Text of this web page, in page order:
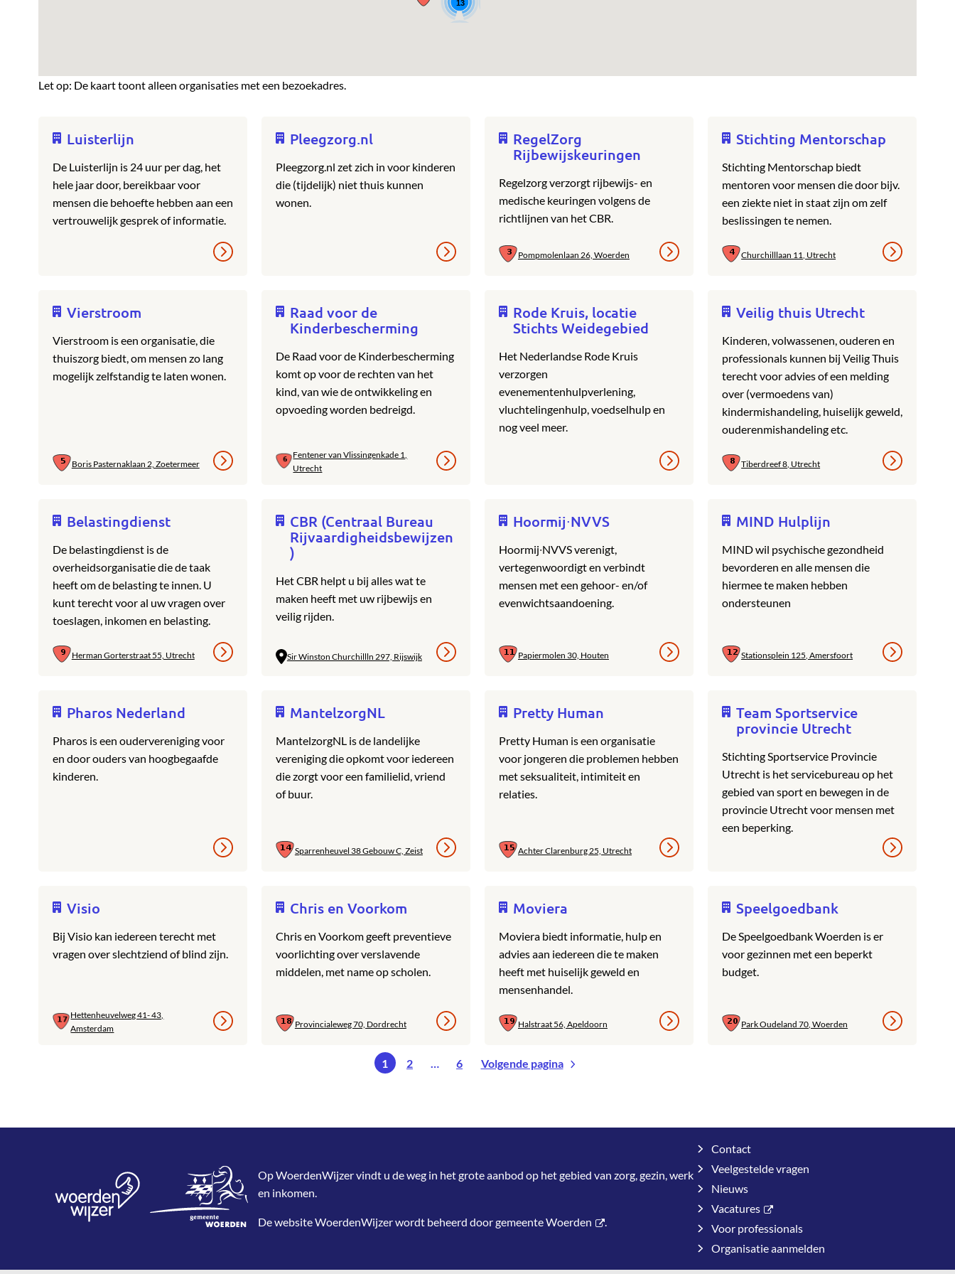
13
Let op: De kaart toont alleen organisaties met een bezoekadres.
Luisterlijn
De Luisterlijn is 24 uur per dag, het
hele jaar door, bereikbaar voor
mensen die behoefte hebben aan een
vertrouwelijk gesprek of informatie.
Pleegzorg.nl
Pleegzorg.nl zet zich in voor kinderen
die (tijdelijk) niet thuis kunnen
wonen.
RegelZorg
Rijbewijskeuringen
Regelzorg verzorgt rijbewijs- en
medische keuringen volgens de
richtlijnen van het CBR.
Pompmolenlaan 26, Woerden
Stichting Mentorschap
Stichting Mentorschap biedt
mentoren voor mensen die door bijv.
een ziekte niet in staat zijn om zelf
beslissingen te nemen.
Churchilllaan 11, Utrecht
Vierstroom
Vierstroom is een organisatie, die
thuiszorg biedt, om mensen zo lang
mogelijk zelfstandig te laten wonen.
Boris Pasternaklaan 2, Zoetermeer
Raad voor de
Kinderbescherming
De Raad voor de Kinderbescherming
komt op voor de rechten van het
kind, van wie de ontwikkeling en
opvoeding worden bedreigd.
Fentener van Vlissingenkade 1,
Utrecht
Rode Kruis, locatie
Stichts Weidegebied
Het Nederlandse Rode Kruis
verzorgen
evenementenhulpverlening,
vluchtelingenhulp, voedselhulp en
nog veel meer.
Veilig thuis Utrecht
Kinderen, volwassenen, ouderen en
professionals kunnen bij Veilig Thuis
terecht voor advies of een melding
over (vermoedens van)
kindermishandeling, huiselijk geweld,
ouderenmishandeling etc.
Tiberdreef 8, Utrecht
Belastingdienst
De belastingdienst is de
overheidsorganisatie die de taak
heeft om de belasting te innen. U
kunt terecht voor al uw vragen over
toeslagen, inkomen en belasting.
Herman Gorterstraat 55, Utrecht
CBR (Centraal Bureau
Rijvaardigheidsbewijzen
)
Het CBR helpt u bij alles wat te
maken heeft met uw rijbewijs en
veilig rijden.
Sir Winston Churchillln 297, Rijswijk
Hoormij∙NVVS
Hoormij∙NVVS verenigt,
vertegenwoordigt en verbindt
mensen met een gehoor- en/of
evenwichtsaandoening.
Papiermolen 30, Houten
MIND Hulplijn
MIND wil psychische gezondheid
bevorderen en alle mensen die
hiermee te maken hebben
ondersteunen
Stationsplein 125, Amersfoort
Pharos Nederland
Pharos is een oudervereniging voor
en door ouders van hoogbegaafde
kinderen.
MantelzorgNL
MantelzorgNL is de landelijke
vereniging die opkomt voor iedereen
die zorgt voor een familielid, vriend
of buur.
Sparrenheuvel 38 Gebouw C, Zeist
Pretty Human
Pretty Human is een organisatie
voor jongeren die problemen hebben
met seksualiteit, intimiteit en
relaties.
Achter Clarenburg 25, Utrecht
Team Sportservice
provincie Utrecht
Stichting Sportservice Provincie
Utrecht is het servicebureau op het
gebied van sport en bewegen in de
provincie Utrecht voor mensen met
een beperking.
Visio
Bij Visio kan iedereen terecht met
vragen over slechtziend of blind zijn.
Hettenheuvelweg 41- 43,
Amsterdam
Chris en Voorkom
Chris en Voorkom geeft preventieve
voorlichting over verslavende
middelen, met name op scholen.
Provincialeweg 70, Dordrecht
Moviera
Moviera biedt informatie, hulp en
advies aan iedereen die te maken
heeft met huiselijk geweld en
mensenhandel.
Halstraat 56, Apeldoorn
Speelgoedbank
De Speelgoedbank Woerden is er
voor gezinnen met een beperkt
budget.
Park Oudeland 70, Woerden
1 2 … 6 Volgende pagina
Op WoerdenWijzer vindt u de weg in het grote aanbod op het gebied van zorg, gezin, werk
en inkomen.
De website WoerdenWijzer wordt beheerd doorgemeente Woerden .
Contact
Veelgestelde vragen
Nieuws
Vacatures
Voor professionals
Organisatie aanmelden